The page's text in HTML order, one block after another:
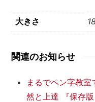
大きさ
関連のお知らせ
まるでペン字教
然と上達 『保存